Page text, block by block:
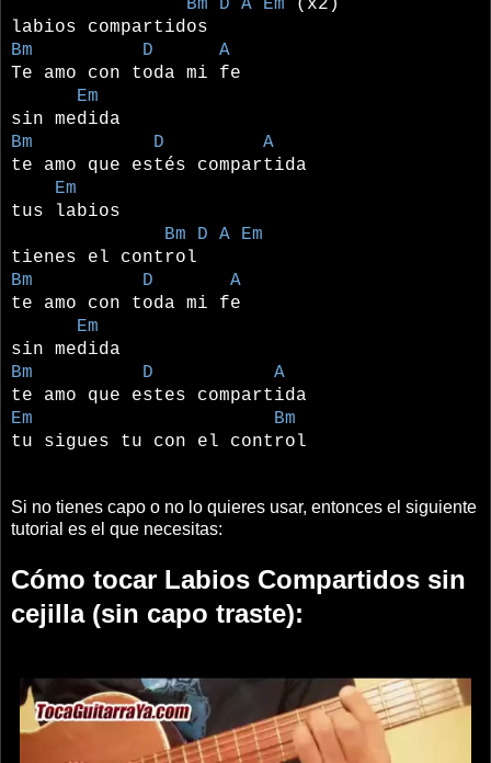
labios compartidos
Bm D A
Te amo con toda mi fe
Em
sin medida
Bm D A
te amo que estés compartida
Em
tus labios
Bm D A Em
tienes el control
Bm D A
te amo con toda mi fe
Em
sin medida
Bm D A
te amo que estes compartida
Em Bm
tu sigues tu con el control
Si no tienes capo o no lo quieres usar, entonces el siguiente
tutorial es el que necesitas:
Cómo tocar Labios Compartidos sin
cejilla (sin capo traste):